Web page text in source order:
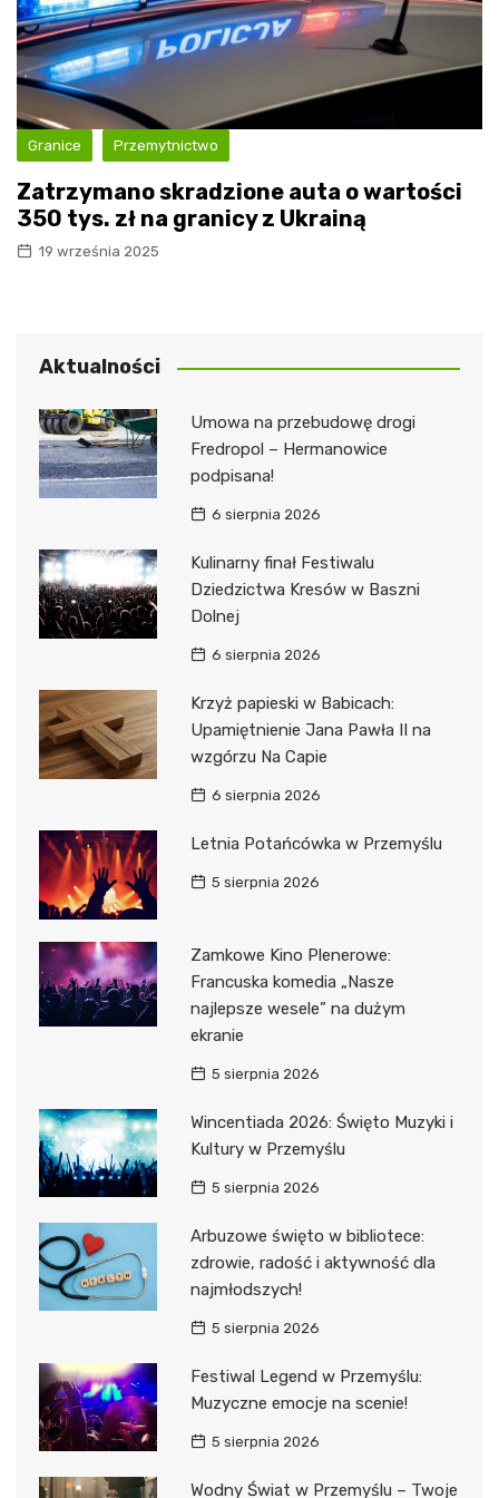
Granice Przemytnictwo
Zatrzymano skradzione auta o wartości
350 tys. zł na granicy z Ukrainą
19 września 2025
Aktualności
Umowa na przebudowę drogi
Fredropol – Hermanowice
podpisana!
6 sierpnia 2026
Kulinarny finał Festiwalu
Dziedzictwa Kresów w Baszni
Dolnej
6 sierpnia 2026
Krzyż papieski w Babicach:
Upamiętnienie Jana Pawła II na
wzgórzu Na Capie
6 sierpnia 2026
Letnia Potańcówka w Przemyślu
5 sierpnia 2026
Zamkowe Kino Plenerowe:
Francuska komedia „Nasze
najlepsze wesele” na dużym
ekranie
5 sierpnia 2026
Wincentiada 2026: Święto Muzyki i
Kultury w Przemyślu
5 sierpnia 2026
Arbuzowe święto w bibliotece:
zdrowie, radość i aktywność dla
najmłodszych!
5 sierpnia 2026
Festiwal Legend w Przemyślu:
Muzyczne emocje na scenie!
5 sierpnia 2026
Wodny Świat w Przemyślu – Twoje